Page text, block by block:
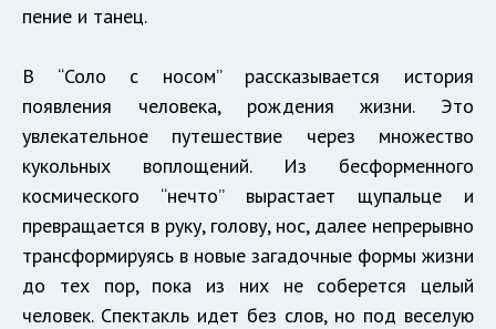
пение и танец.
В “Соло с носом” рассказывается история
появления человека, рождения жизни. Это
увлекательное путешествие через множество
кукольных воплощений. Из бесформенного
космического “нечто” вырастает щупальце и
превращается в руку, голову, нос, далее непрерывно
трансформируясь в новые загадочные формы жизни
до тех пор, пока из них не соберется целый
человек. Спектакль идет без слов, но под веселую